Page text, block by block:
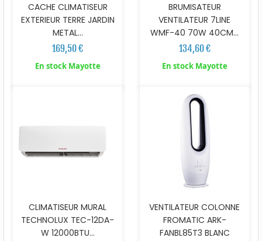
CACHE CLIMATISEUR
EXTERIEUR TERRE JARDIN
METAL...
169,50 €
En stock Mayotte
BRUMISATEUR
VENTILATEUR 7LINE
WMF-40 70W 40CM...
134,60 €
En stock Mayotte
CLIMATISEUR MURAL
TECHNOLUX TEC-12DA-
W 12000BTU...
VENTILATEUR COLONNE
FROMATIC ARK-
FANBL85T3 BLANC